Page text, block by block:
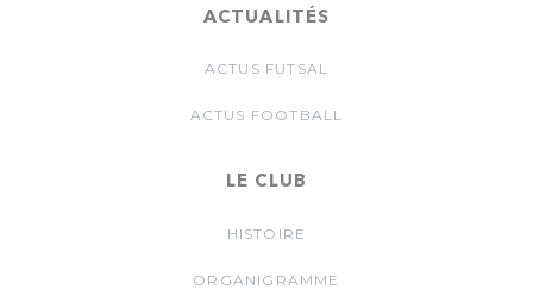
ACTUALITÉS
ACTUS FUTSAL
ACTUS FOOTBALL
LE CLUB
HISTOIRE
ORGANIGRAMME